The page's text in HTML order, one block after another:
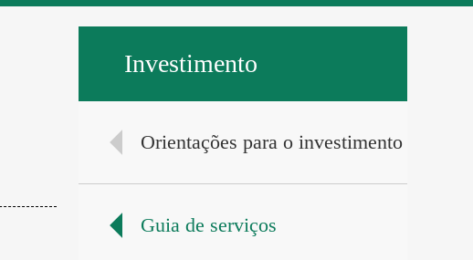
Investimento
Orientações para o investimento
Guia de serviços